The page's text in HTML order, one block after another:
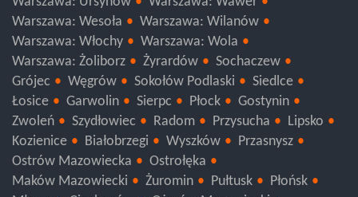
Warszawa: Ursynów
Warszawa: Wawer
Warszawa: Wesoła
Warszawa: Wilanów
Warszawa: Włochy
Warszawa: Wola
Warszawa: Żoliborz
Żyrardów
Sochaczew
Grójec
Węgrów Sokołów Podlaski
Siedlce
Łosice
Garwolin Sierpc Płock
Gostynin
Zwoleń
Szydłowiec Radom Przysucha
Lipsko
Kozienice
Białobrzegi Wyszków
Przasnysz
Ostrów Mazowiecka
Ostrołęka
Maków Mazowiecki
Żuromin Pułtusk
Płońsk